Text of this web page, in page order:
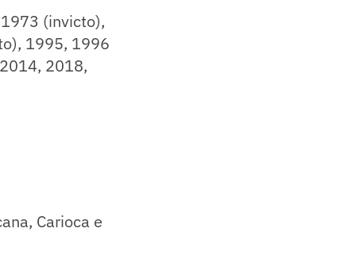
(invicto),
1995, 1996
2018,
Carioca e